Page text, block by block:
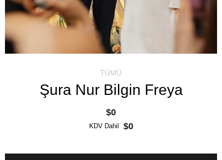
TÜMÜ
Şura Nur Bilgin Freya
$0
KDV Dahil $0